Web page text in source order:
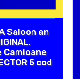
Saloon an
Camioane
5 cod